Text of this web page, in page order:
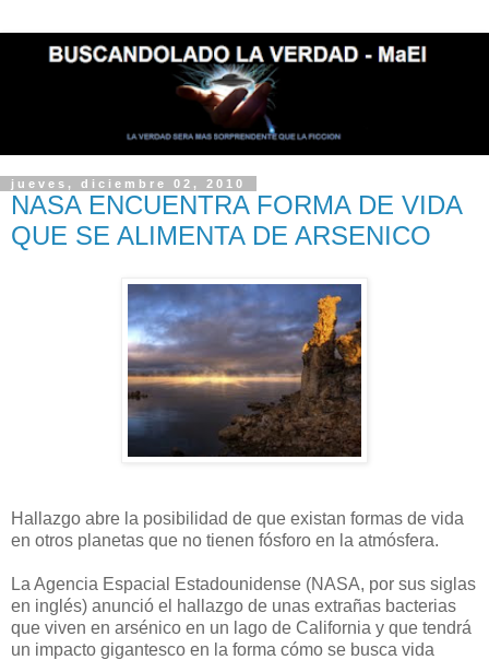
jueves, diciembre 02, 2010
NASA ENCUENTRA FORMA DE VIDA
QUE SE ALIMENTA DE ARSENICO
Hallazgo abre la posibilidad de que existan formas de vida
en otros planetas que no tienen fósforo en la atmósfera.
La Agencia Espacial Estadounidense (NASA, por sus siglas
en inglés) anunció el hallazgo de unas extrañas bacterias
que viven en arsénico en un lago de California y que tendrá
un impacto gigantesco en la forma cómo se busca vida